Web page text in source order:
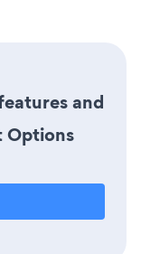
and
Options